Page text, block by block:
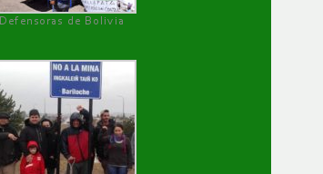
Defensoras de Bolivia